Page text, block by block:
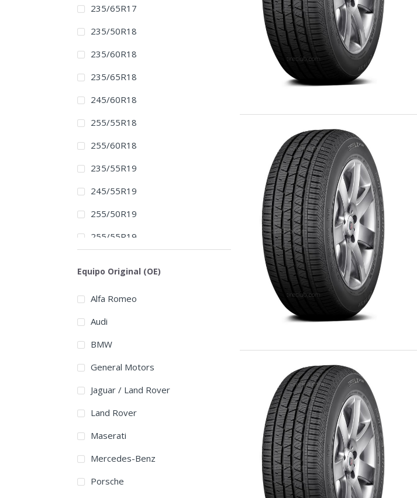
235/65R17
235/50R18
235/60R18
235/65R18
245/60R18
255/55R18
255/60R18
235/55R19
245/55R19
255/50R19
255/55R19
245/50R20
255/45R20
255/50R20
265/45R20
275/45R20
275/50R20
285/45R20
265/40R21
265/45R21
Equipo Original (OE)
Alfa Romeo
Audi
BMW
General Motors
Jaguar / Land Rover
Land Rover
Maserati
Mercedes-Benz
Porsche